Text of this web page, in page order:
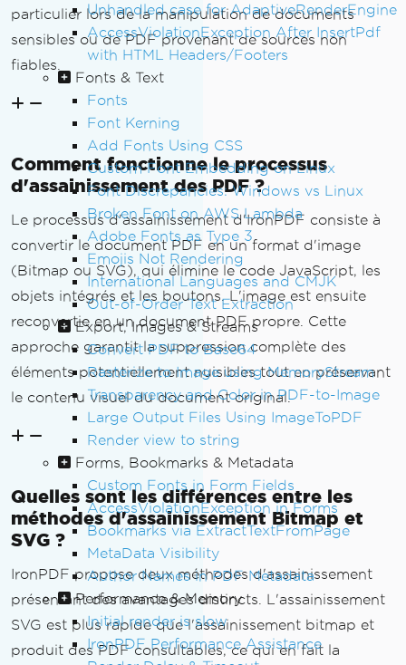
Unhandled case for AdaptiveRenderEngine
AccessViolationException After InsertPdf
with HTML Headers/Footers
Fonts & Text
Fonts
Font Kerning
Add Fonts Using CSS
Custom Font Embedding on Linux
Font Discrepancies: Windows vs Linux
Broken Font on AWS Lambda
Adobe Fonts as Type 3
Emojis Not Rendering
International Languages and CMJK
Out-of-Order Text Extraction
Export, Images & Streams
Convert PDF to Base64
Rasterize to Image using MemoryStream
Transparency and Color in PDF-to-Image
Large Output Files Using ImageToPDF
Render view to string
Forms, Bookmarks & Metadata
Custom Fonts in Form Fields
AccessViolationException in Forms
Bookmarks via ExtractTextFromPage
MetaData Visibility
Author Names in PDF Metadata
Performance & Memory
Initial render is slow
IronPDF Performance Assistance
particulier lors de la manipulation de documents
sensibles ou de PDF provenant de sources non
fiables.
Comment fonctionne le processus
d'assainissement des PDF ?
Le processus d'assainissement d'IronPDF consiste à
convertir le document PDF en un format d'image
(Bitmap ou SVG), qui élimine le code JavaScript, les
objets intégrés et les boutons. L'image est ensuite
reconvertie en un document PDF propre. Cette
approche garantit la suppression complète des
éléments potentiellement nuisibles tout en préservant
le contenu visuel du document original.
Quelles sont les différences entre les
méthodes d'assainissement Bitmap et
SVG ?
IronPDF propose deux méthodes d'assainissement
présentant des avantages distincts. L'assainissement
SVG est plus rapide que l'assainissement bitmap et
produit des PDF consultables, ce qui en fait la